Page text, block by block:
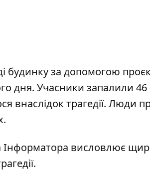
будинку за допомогою
дня. Учасники запалили
внаслідок трагедії. Люди
висловлює щирі